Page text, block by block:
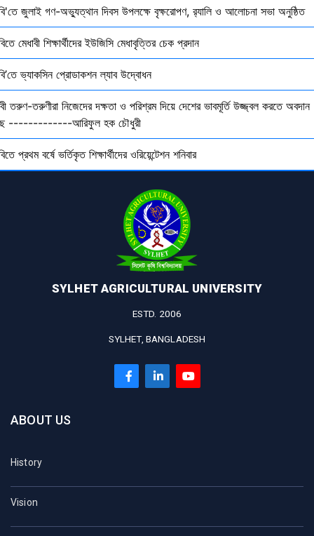
জুলাই গণ-অভ্যুত্থান দিবস উপলক্ষে বৃক্ষরোপণ, র‍্যালি ও আলোচনা সভা অনুষ্ঠিত
মেধাবী শিক্ষার্থীদের ইউজিসি মেধাবৃত্তির চেক প্রদান
ভ্যাকসিন প্রোডাকশন ল্যাব উদ্বোধন
তরুণ-তরুণীরা নিজেদের দক্ষতা ও পরিশ্রম দিয়ে দেশের ভাবমূর্তি উজ্জ্বল করতে অবদান
-------------আরিফুল হক চৌধুরী
প্রথম বর্ষে ভর্তিকৃত শিক্ষার্থীদের ওরিয়েন্টেশন শনিবার
SYLHET AGRICULTURAL UNIVERSITY
ESTD. 2006
SYLHET, BANGLADESH
ABOUT US
History
Vision